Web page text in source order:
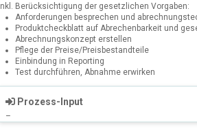
Inkl. Berücksichtigung der gesetzlichen Vorgaben:
Anforderungen besprechen und
Produktcheckblatt auf Abrechenbarkeit und
Abrechnungskonzept erstellen
Pflege der Preise/Preisbestandteile
Einbindung in Reporting
Test durchführen, Abnahme erwirken
Prozess-Input
–